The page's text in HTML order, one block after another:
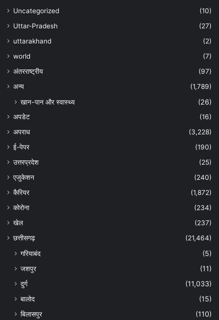
Uncategorized
(10)
Uttar-Pradesh
(27)
uttarakhand
(2)
world
(7)
अंतरराष्ट्रीय
(97)
अन्‍य
(1,789)
खान-पान और स्वास्थ्य (26)
अपडेट
(16)
अपराध
(3,228)
ई-पेपर
(190)
उत्तरप्रदेश
(25)
एजुकेशन
(240)
कैरियर
(1,872)
कोरोना
(234)
खेल
(237)
छत्तीसगढ़
(21,464)
गरियाबंद
(5)
जशपुर
(11)
दुर्ग
(11,033)
बालोद
(15)
बिलासपुर
(110)